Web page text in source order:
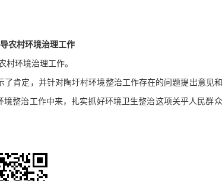
农村环境治理工作
环境治理工作。
肯定，并针对陶圩村环境整治工作存在的问题提出意见
整治工作中来，扎实抓好环境卫生整治这项关乎人民群